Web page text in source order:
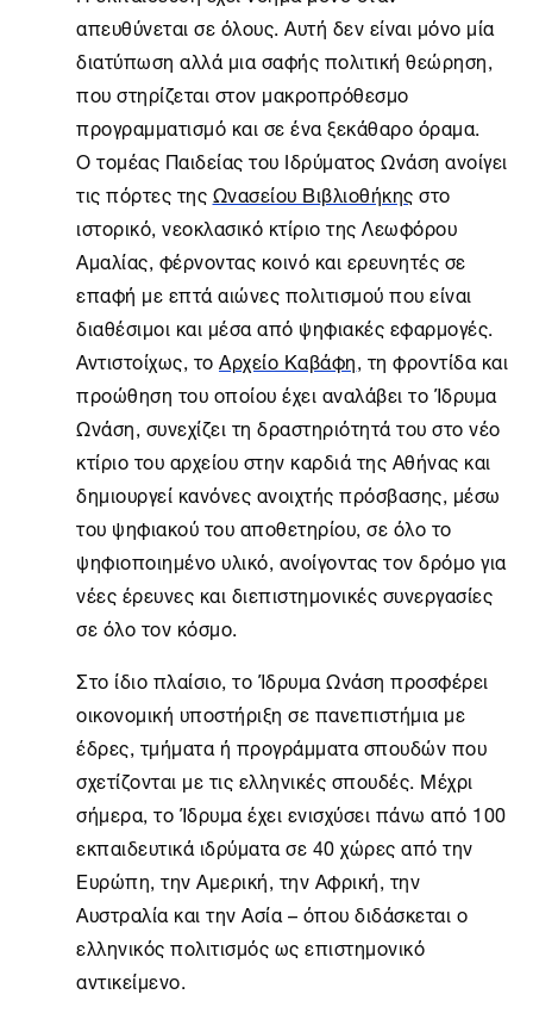
απευθύνεται σε όλους. Αυτή δεν είναι μόνο μία
διατύπωση αλλά μια σαφής πολιτική θεώρηση,
που στηρίζεται στον μακροπρόθεσμο
προγραμματισμό και σε ένα ξεκάθαρο όραμα.
O τομέας Παιδείας του Ιδρύματος Ωνάση ανοίγει
τις πόρτες τηςΩνασείου Βιβλιοθήκηςστο
ιστορικό, νεοκλασικό κτίριο της Λεωφόρου
Αμαλίας, φέρνοντας κοινό και ερευνητές σε
επαφή με επτά αιώνες πολιτισμού που είναι
διαθέσιμοι και μέσα από ψηφιακές εφαρμογές.
Αντιστοίχως, τοΑρχείο Καβάφη, τη φροντίδα και
προώθηση του οποίου έχει αναλάβει τοΊδρυμα
Ωνάση, συνεχίζει τη δραστηριότητά του στο νέο
κτίριο του αρχείου στην καρδιά της Αθήνας και
δημιουργεί κανόνες ανοιχτής πρόσβασης, μέσω
του ψηφιακού του αποθετηρίου, σε όλο το
ψηφιοποιημένο υλικό, ανοίγοντας τον δρόμο για
νέες έρευνες και διεπιστημονικές συνεργασίες
σε όλο τον κόσμο.
Στο ίδιο πλαίσιο, τοΊδρυμα Ωνάση προσφέρει
οικονομική υποστήριξη σε πανεπιστήμια με
έδρες, τμήματα ή προγράμματα σπουδών που
σχετίζονται με τις ελληνικές σπουδές. Μέχρι
σήμερα, το Ίδρυμα έχει ενισχύσει πάνω από 100
εκπαιδευτικά ιδρύματα σε 40 χώρες από την
Ευρώπη, την Αμερική, την Αφρική, την
Αυστραλία και την Ασία – όπου διδάσκεται ο
ελληνικός πολιτισμός ως επιστημονικό
αντικείμενο.